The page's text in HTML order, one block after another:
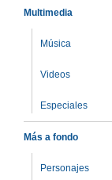
Multimedia
Música
Videos
Especiales
Más a fondo
Personajes